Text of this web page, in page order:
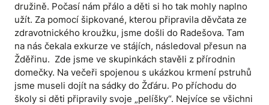
družině. Počasí nám přálo a děti si ho tak mohly naplno
užít. Za pomocí šipkované, kterou připravila děvčata ze
zdravotnického kroužku, jsme došli do Radešova. Tam
na nás čekala exkurze ve stájích, následoval přesun na
Žděřinu. Zde jsme ve skupinkách stavěli z přírodnin
domečky. Na večeři spojenou s ukázkou krmení pstruhů
jsme museli dojít na sádky do Žďáru. Po příchodu do
školy si děti připravily svoje „pelíšky“. Nejvíce se všichni